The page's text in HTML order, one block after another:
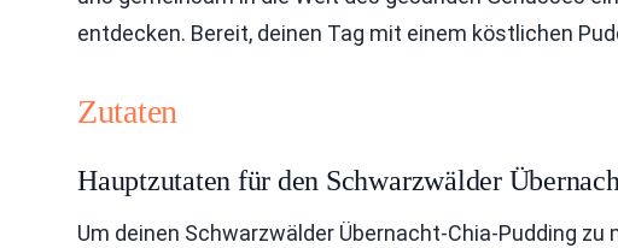
entdecken. Bereit, deinen Tag mit einem köstlichen
Zutaten
Hauptzutaten für den Schwarzwälder
Um deinen Schwarzwälder Übernacht-Chia-Pudding